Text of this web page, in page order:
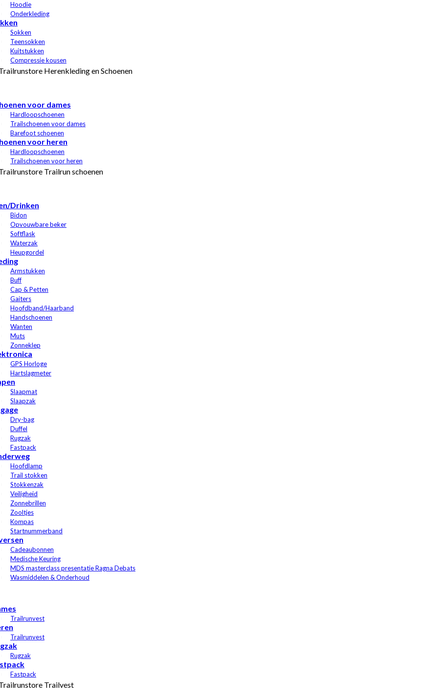
Hoodie
Onderkleding
Sokken
Teensokken
Kuitstukken
Compressie kousen
voor dames
Hardloopschoenen
Trailschoenen voor dames
Barefoot schoenen
voor heren
Hardloopschoenen
Trailschoenen voor heren
Drinken
Bidon
Opvouwbare beker
Softflask
Waterzak
Heupgordel
Armstukken
Buff
Cap & Petten
Gaiters
Hoofdband/Haarband
Handschoenen
Wanten
Muts
Zonneklep
GPS Horloge
Hartslagmeter
Slaapmat
Slaapzak
Dry-bag
Duffel
Rugzak
Fastpack
Hoofdlamp
Trail stokken
Stokkenzak
Veiligheid
Zonnebrillen
Zooltjes
Kompas
Startnummerband
Cadeaubonnen
Medische Keuring
MDS masterclass presentatie Ragna Debats
Wasmiddelen & Onderhoud
Trailrunvest
Trailrunvest
Rugzak
Fastpack